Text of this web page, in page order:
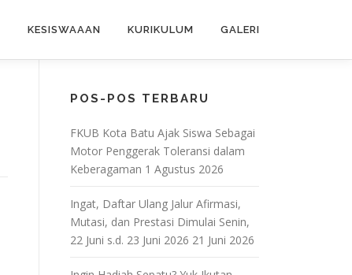
KESISWAAAN KURIKULUM GALERI
POS-POS TERBARU
FKUB Kota Batu Ajak Siswa Sebagai
Motor Penggerak Toleransi dalam
Keberagaman 1 Agustus 2026
Ingat, Daftar Ulang Jalur Afirmasi,
Mutasi, dan Prestasi Dimulai Senin,
22 Juni s.d. 23 Juni 2026 21 Juni 2026